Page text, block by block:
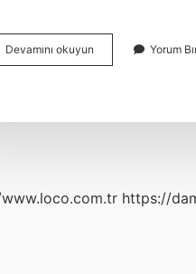
Devamını okuyun
Ne
Yorum
https://